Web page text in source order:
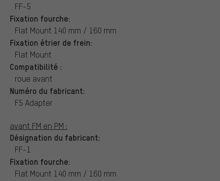
FF-5
Fixation fourche:
Flat Mount 140 mm / 160 mm
Fixation étrier de frein:
Flat Mount
Compatibilité :
roue avant
Numéro du fabricant:
F5 Adapter
avant FM en PM :
Désignation du fabricant:
FF-1
Fixation fourche:
Flat Mount 140 mm / 160 mm